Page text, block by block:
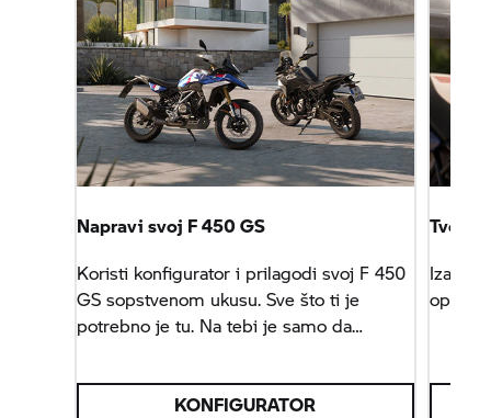
Napravi svoj F 450 GS
Koristi konfigurator i prilagodi svoj F 450
GS sopstvenom ukusu. Sve što ti je
potrebno je tu. Na tebi je samo da
KONFIGURATOR
Tvoje
Izaberi